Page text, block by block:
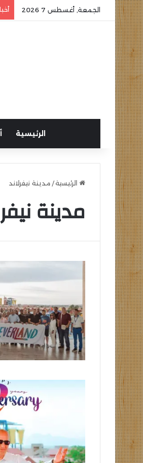
الجمعة, أغسطس 7 2026
الرئيسية
الرئيسية/ مدينة نيفرلاند
مدينة